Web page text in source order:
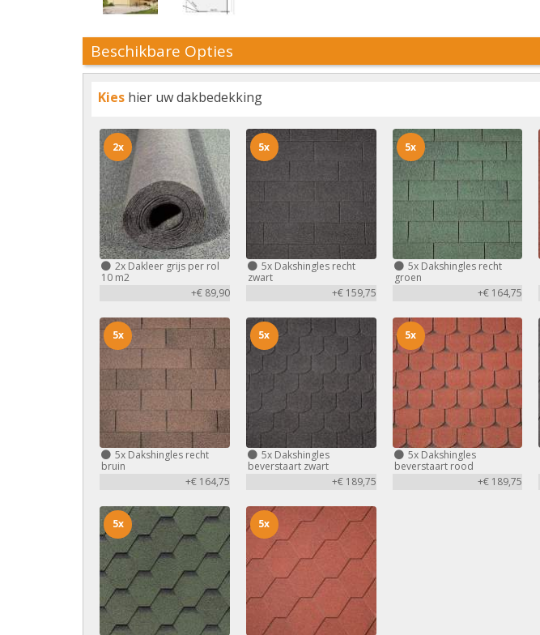
Beschikbare Opties
Kies hier uw dakbedekking
2x Dakleer grijs per rol
10 m2
+€ 89,90
2x
5xDakshingles recht
zwart
+€ 159,75
5x
5xDakshingles recht
groen
+€ 164,75
5x
5x Dakshingles recht
bruin
+€ 164,75
5x
5xDakshingles
beverstaart zwart
+€ 189,75
5x
5xDakshingles
beverstaart rood
+€ 189,75
5x
5x 5x